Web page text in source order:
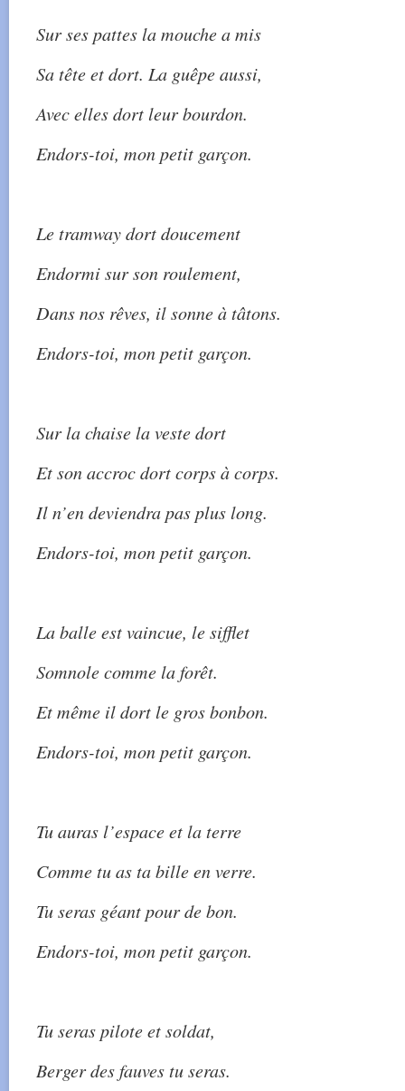
Sur ses pattes la mouche a mis
Sa tête et dort. La guêpe aussi,
Avec elles dort leur bourdon.
Endors-toi, mon petit garçon.
Le tramway dort doucement
Endormi sur son roulement,
Dans nos rêves, il sonne à tâtons.
Endors-toi, mon petit garçon.
Sur la chaise la veste dort
Et son accroc dort corps à corps.
Il n’en deviendra pas plus long.
Endors-toi, mon petit garçon.
La balle est vaincue, le sifflet
Somnole comme la forêt.
Et même il dort le gros bonbon.
Endors-toi, mon petit garçon.
Tu auras l’espace et la terre
Comme tu as ta bille en verre.
Tu seras géant pour de bon.
Endors-toi, mon petit garçon.
Tu seras pilote et soldat,
Berger des fauves tu seras.